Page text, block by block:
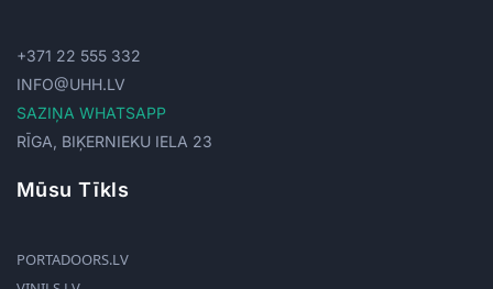
+371 22 555 332
INFO@UHH.LV
SAZIŅA WHATSAPP
RĪGA, BIĶERNIEKU IELA 23
Mūsu Tīkls
PORTADOORS.LV